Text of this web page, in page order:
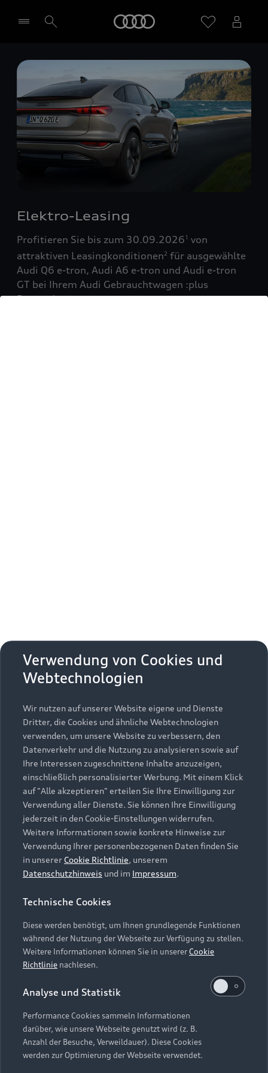
Händler wählen
Elektro-Leasing
Profitieren Sie bis zum 30.09.20261 von
attraktiven Leasingkonditionen2 für ausgewählte
Audi Q6 e-tron, Audi A6 e-tron und Audi e-tron
GT bei Ihrem Audi Gebrauchtwagen :plus
Partner!
Zurück nach oben
Modelle
Alle Modelle
Modelle vergleichen
Elektromodelle
Plug-in-Hybride
Kaufen & leasen
Neuwagensuche
Gebrauchtwagensuche
Gebrauchtwagen
Finanzierung
Aktionen & Angebote
Geschäftskunden
Service & Zubehör
Saisonale Angebote
Audi Services
Garantie
Audi digital services
myAudi
Support
Kundenservice
Händlersuche
Audi Code
Online-Terminvereinbarung
Servicekontakt
Vertrag widerrufen
Über Audi
Unternehmen
Karriere
Investor Relations
Presse & Media Center
Datenschutz
Audi erleben
Newsletter
Impressum Rechtliches
Hinweisgebersystem
Datenschutzinformation
Cookie-Einstellungen
Cookie-Richtlinie
Barrierefreiheit
Hinweis: Die aktuelle Darstellung und Anordnung der
Embleme am Fahrzeug bei allen Abbildungen auf dieser
Webseite kann abweichen.
Verwendung von Cookies und
Webtechnologien
Wir nutzen auf unserer Website eigene und Dienste
Dritter, die Cookies und ähnliche Webtechnologien
verwenden, um unsere Website zu verbessern, den
Datenverkehr und die Nutzung zu analysieren sowie auf
Ihre Interessen zugeschnittene Inhalte anzuzeigen,
einschließlich personalisierter Werbung. Mit einem Klick
auf "Alle akzeptieren" erteilen Sie Ihre Einwilligung zur
Verwendung aller Dienste. Sie können Ihre Einwilligung
jederzeit in den Cookie-Einstellungen widerrufen.
Weitere Informationen sowie konkrete Hinweise zur
Verwendung Ihrer personenbezogenen Daten finden Sie
in unserer Cookie Richtlinie, unserem
Datenschutzhinweis und im Impressum.
Technische Cookies
Diese werden benötigt, um Ihnen grundlegende Funktionen
während der Nutzung der Webseite zur Verfügung zu stellen.
Weitere Informationen können Sie in unsererCookie
Richtlinie nachlesen.
Analyse und Statistik
Performance Cookies sammeln Informationen
darüber, wie unsere Webseite genutzt wird (z. B.
Anzahl der Besuche, Verweildauer). Diese Cookies
werden zur Optimierung der Webseite verwendet.